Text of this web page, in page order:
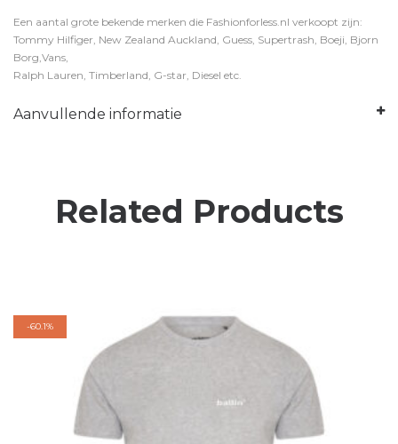
Een aantal grote bekende merken die Fashionforless.nl verkoopt zijn:
Tommy Hilfiger, New Zealand Auckland, Guess, Supertrash, Boeji, Bjorn
Borg,Vans,
Ralph Lauren, Timberland, G-star, Diesel etc.
Aanvullende informatie
Related Products
-60.1%